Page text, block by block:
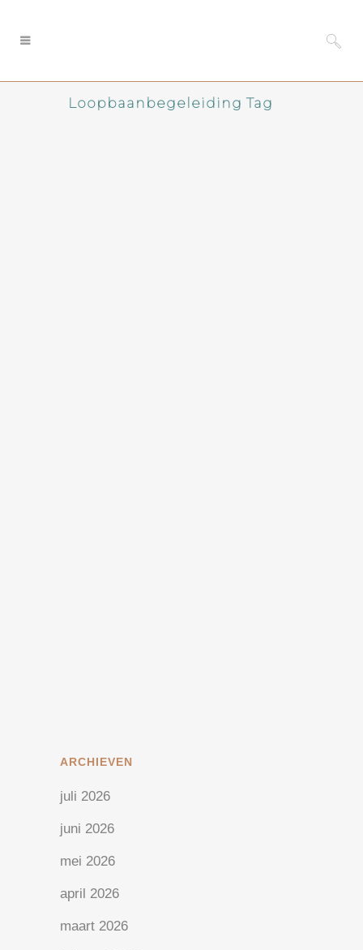
Loopbaanbegeleiding Tag
ARCHIEVEN
juli 2026
juni 2026
mei 2026
april 2026
maart 2026